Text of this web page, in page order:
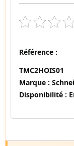
Référence :
TMC2HOIS01
Marque :
Disponibilité :